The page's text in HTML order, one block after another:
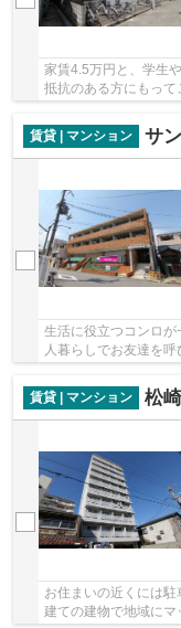
家賃4.5万円と、学生
抵抗のある方にもっ
賃貸 | マンション
サ
生活に役立つコンロ
人暮らしでお友達を
評を頂いている、礼
賃貸 | マンション
松
お住まいの近くには
建ての建物で地域にマ